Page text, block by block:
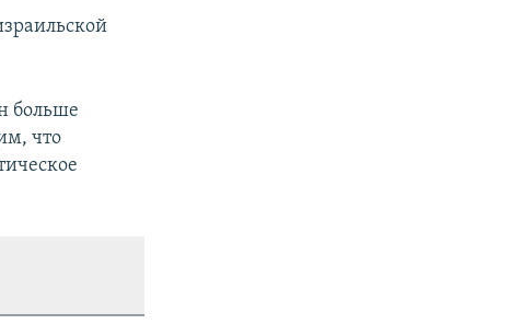
больше
что